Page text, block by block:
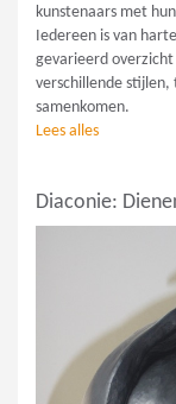
kunstenaars met
Iedereen is van
gevarieerd
verschillende stijlen,
samenkomen.
Lees alles
Diaconie: